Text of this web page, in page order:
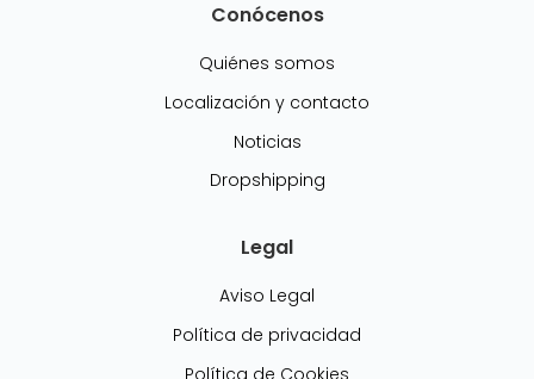
Conócenos
Quiénes somos
Localización y contacto
Noticias
Dropshipping
Legal
Aviso Legal
Política de privacidad
Política de Cookies